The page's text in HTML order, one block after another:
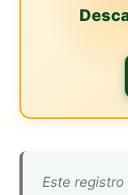
Este registro no incluye descripción